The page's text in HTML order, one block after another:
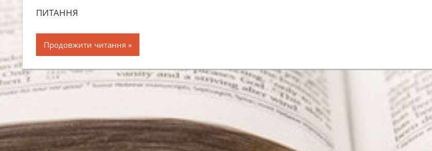
ПИТАННЯ
Продовжити читання